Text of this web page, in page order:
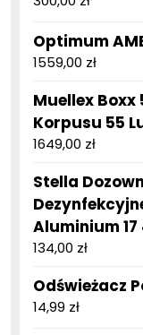
Optimum
1559,00 zł
Muellex Boxx
Korpusu 55
1649,00 zł
Stella
Aluminium 17
134,00 zł
Odświeżacz
14,99 zł